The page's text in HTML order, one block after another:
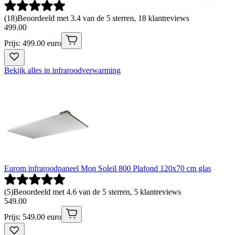
(18)Beoordeeld met 3.4 van de 5 sterren, 18 klantreviews
499.00
Prijs: 499.00 euro
Bekijk alles in infraroodverwarming
Eurom infraroodpaneel Mon Soleil 800 Plafond 120x70 cm glas
(5)Beoordeeld met 4.6 van de 5 sterren, 5 klantreviews
549.00
Prijs: 549.00 euro